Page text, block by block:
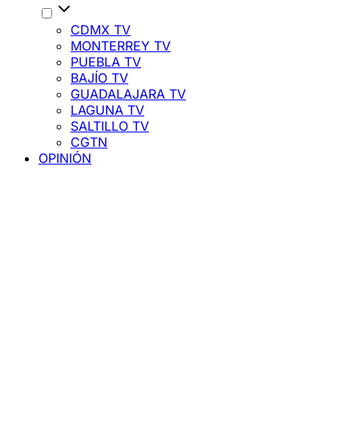
CDMX TV
MONTERREY TV
PUEBLA TV
BAJÍO TV
GUADALAJARA TV
LAGUNA TV
SALTILLO TV
CGTN
OPINIÓN